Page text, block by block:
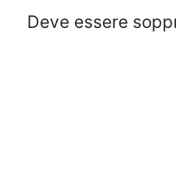
Deve essere